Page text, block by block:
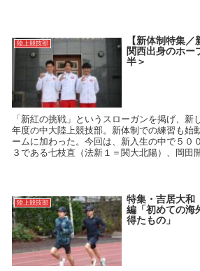
陸上競技部
【新体制特集／
関西出身のホー
半＞
「新紅の挑戦」というスローガンを掲げ、新
年度の中大陸上競技部。新体制での練習も始
ームに加わった。今回は、新入生の中で５０
３である七枝直（法新１＝関大北陽）、岡田
陸上競技部
特集・吉居大和
編「初めての海
得たもの」